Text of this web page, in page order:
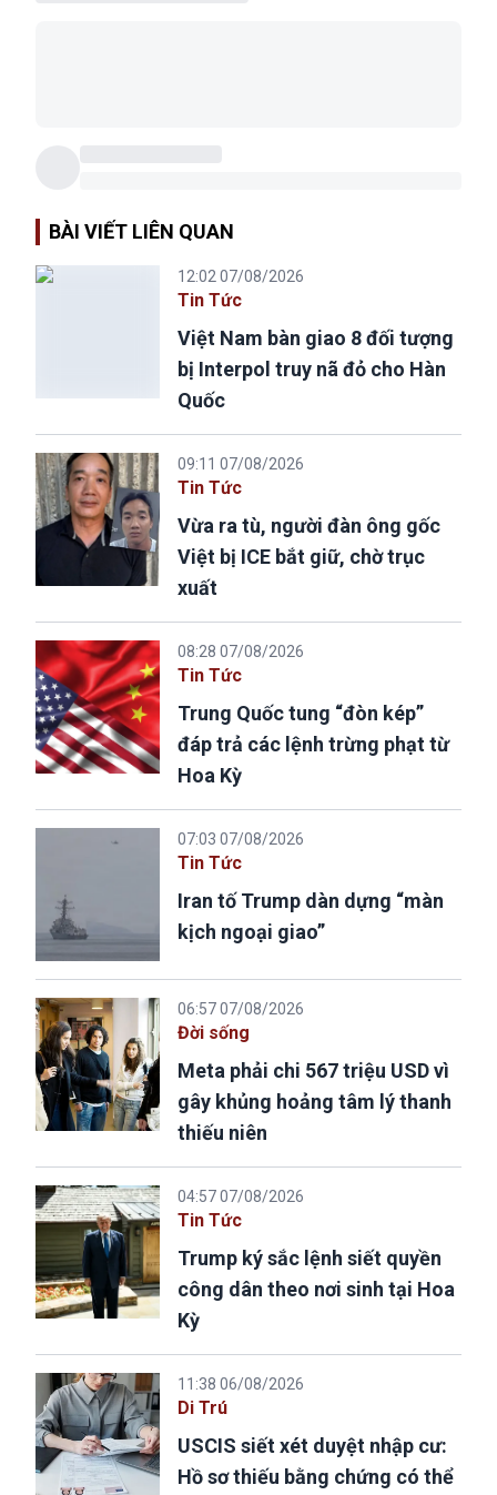
BÀI VIẾT LIÊN QUAN
12:02 07/08/2026
Tin Tức
Việt Nam bàn giao 8 đối tượng
bị Interpol truy nã đỏ cho Hàn
Quốc
09:11 07/08/2026
Tin Tức
Vừa ra tù, người đàn ông gốc
Việt bị ICE bắt giữ, chờ trục
xuất
08:28 07/08/2026
Tin Tức
Trung Quốc tung “đòn kép”
đáp trả các lệnh trừng phạt từ
Hoa Kỳ
07:03 07/08/2026
Tin Tức
Iran tố Trump dàn dựng “màn
kịch ngoại giao”
06:57 07/08/2026
Đời sống
Meta phải chi 567 triệu USD vì
gây khủng hoảng tâm lý thanh
thiếu niên
04:57 07/08/2026
Tin Tức
Trump ký sắc lệnh siết quyền
công dân theo nơi sinh tại Hoa
Kỳ
11:38 06/08/2026
Di Trú
USCIS siết xét duyệt nhập cư:
Hồ sơ thiếu bằng chứng có thể